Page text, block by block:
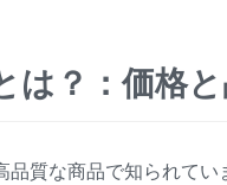
は？：価格
品質な商品で知られて